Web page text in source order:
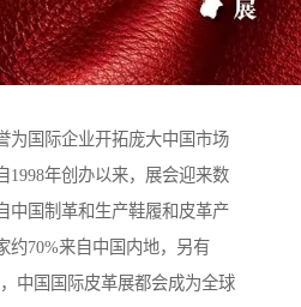
为国际企业开拓庞大中国市场
1998年创办以来，展会迎来数
中国制革和生产鞋履和皮革产
约70%来自中国内地，另有
中国国际皮革展都会成为全球